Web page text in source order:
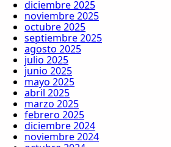
diciembre 2025
noviembre 2025
octubre 2025
septiembre 2025
agosto 2025
julio 2025
junio 2025
mayo 2025
abril 2025
marzo 2025
febrero 2025
diciembre 2024
noviembre 2024